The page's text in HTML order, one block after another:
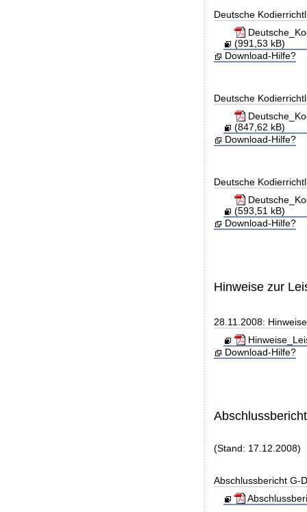
Deutsche
(991,53 kB)
Download-Hilfe?
Deutsche
(847,62 kB)
Download-Hilfe?
Deutsche
(593,51 kB)
Download-Hilfe?
Hinweise zur
28.11.2008:
Download-Hilfe?
(Stand: 17.12.2008)
Abschlussbericht G-